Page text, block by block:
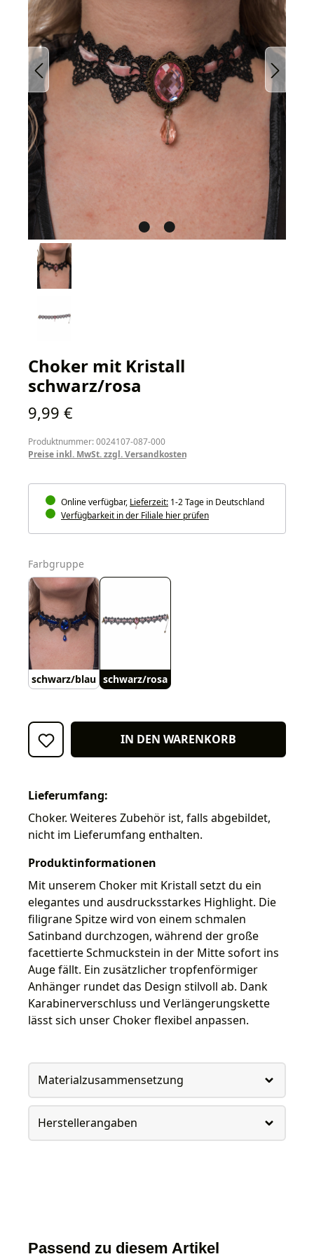
Choker mit Kristall
schwarz/rosa
Regulärer Preis:
9,99 €
Produktnummer: 0024107-087-000
Preise inkl. MwSt. zzgl. Versandkosten
Online verfügbar, Lieferzeit: 1-2 Tage in Deutschland
Verfügbarkeit in der Filiale hier prüfen
Farbgruppe
schwarz/blau schwarz/rosa
IN DEN WARENKORB
Lieferumfang:
Choker. Weiteres Zubehör ist, falls abgebildet,
nicht im Lieferumfang enthalten.
Produktinformationen
Mit unserem Choker mit Kristall setzt du ein
elegantes und ausdrucksstarkes Highlight. Die
filigrane Spitze wird von einem schmalen
Satinband durchzogen, während der große
facettierte Schmuckstein in der Mitte sofort ins
Auge fällt. Ein zusätzlicher tropfenförmiger
Anhänger rundet das Design stilvoll ab. Dank
Karabinerverschluss und Verlängerungskette
lässt sich unser Choker flexibel anpassen.
Materialzusammensetzung
Herstellerangaben
Passend zu diesem Artikel